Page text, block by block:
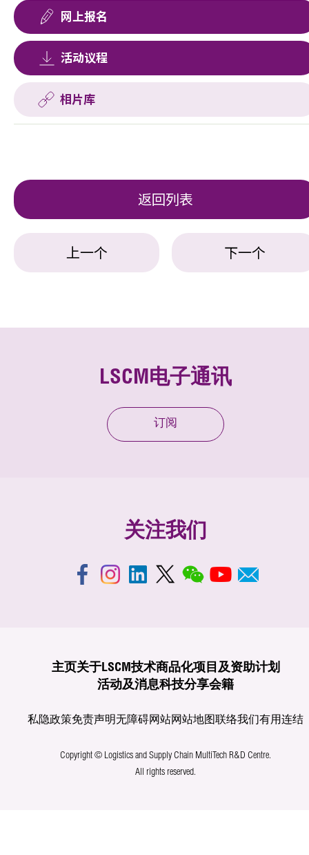
网上报名
活动议程
相片库
返回列表
上一个 下一个
LSCM电子通讯
订阅
关注我们
主页关于LSCM技术商品化项目及资助计划
活动及消息科技分享会籍
私隐政策免责声明无障碍网站网站地图联络我们有用连结
Copyright © Logistics and Supply Chain MultiTech R&D Centre.
All rights reserved.